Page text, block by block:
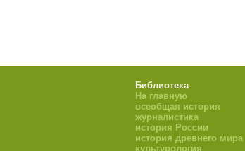
Библиотека
На главную
всеобщая история
журналистика
история России
история древнего мира
культурология